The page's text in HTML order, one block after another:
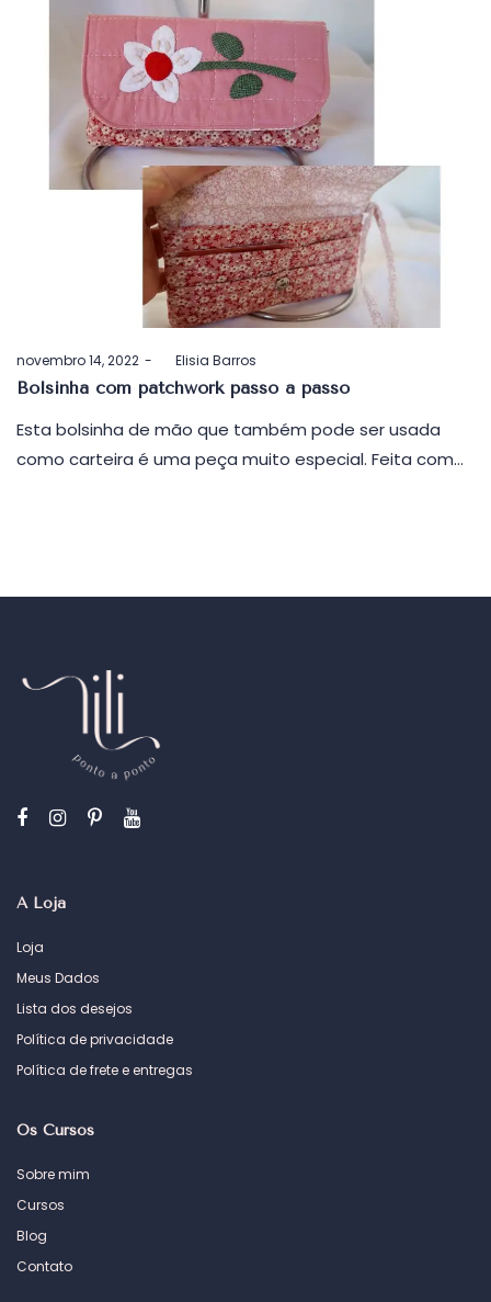
Postado
em
novembro 14, 2022 byElisia Barros
Bolsinha com patchwork passo a passo
Esta bolsinha de mão que também pode ser usada
como carteira é uma peça muito especial. Feita com…
A Loja
Loja
Meus Dados
Lista dos desejos
Política de privacidade
Política de frete e entregas
Os Cursos
Sobre mim
Cursos
Blog
Contato